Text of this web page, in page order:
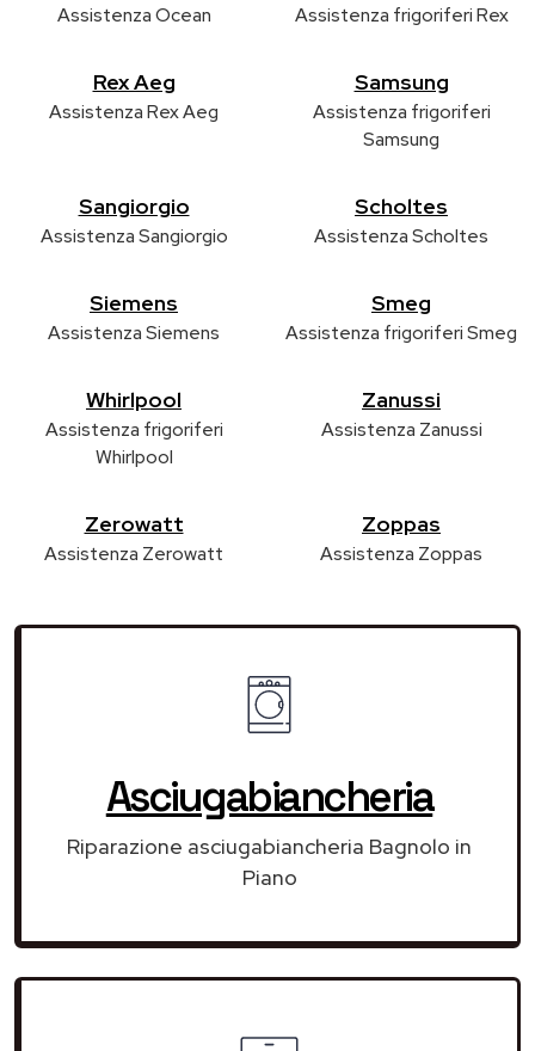
Assistenza Ocean Assistenza frigoriferi Rex
Rex Aeg
Assistenza Rex Aeg
Samsung
Assistenza frigoriferi
Samsung
Sangiorgio
Assistenza Sangiorgio
Scholtes
Assistenza Scholtes
Siemens
Assistenza Siemens
Smeg
Assistenza frigoriferi Smeg
Whirlpool
Assistenza frigoriferi
Whirlpool
Zanussi
Assistenza Zanussi
Zerowatt
Assistenza Zerowatt
Zoppas
Assistenza Zoppas
Asciugabiancheria
Riparazione asciugabiancheria Bagnolo in
Piano